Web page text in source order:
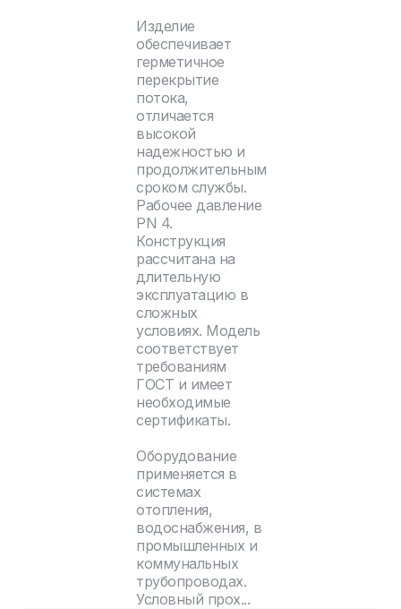
Изделие
обеспечивает
герметичное
перекрытие
потока,
отличается
высокой
надежностью и
продолжительным
сроком службы.
Рабочее давление
PN 4.
Конструкция
рассчитана на
длительную
эксплуатацию в
сложных
условиях. Модель
соответствует
требованиям
ГОСТ и имеет
необходимые
сертификаты.
Оборудование
применяется в
системах
отопления,
водоснабжения, в
промышленных и
коммунальных
трубопроводах.
Условный прох...